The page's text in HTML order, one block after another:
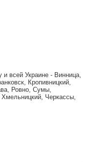
и всей Украине - Винница,
Кропивницкий,
Ровно, Сумы,
Черкассы,